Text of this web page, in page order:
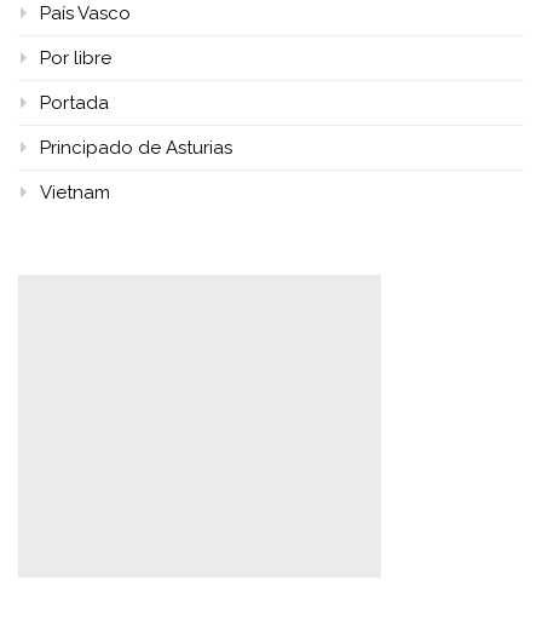
País Vasco
Por libre
Portada
Principado de Asturias
Vietnam